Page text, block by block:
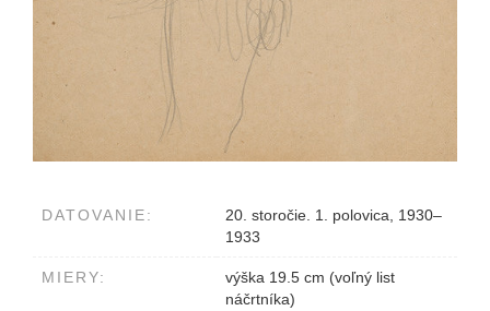
DATOVANIE:
20. storočie. 1. polovica, 1930–
1933
MIERY:
výška 19.5 cm (voľný list
náčrtníka)